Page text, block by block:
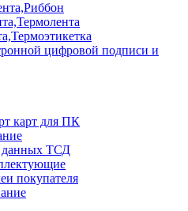
цифровой подписи и
карт для ПК
данных ТСД
покупателя